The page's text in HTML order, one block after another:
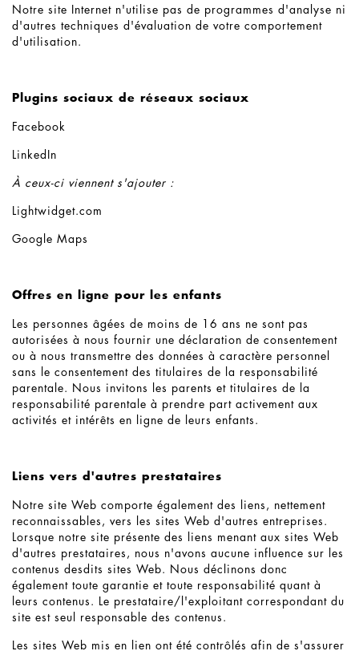
Notre site Internet n'utilise pas de programmes d'analyse ni
d'autres techniques d'évaluation de votre comportement
d'utilisation.
Plugins sociaux de réseaux sociaux
Facebook
LinkedIn
À ceux-ci viennent s'ajouter :
Lightwidget.com
Google Maps
Offres en ligne pour les enfants
Les personnes âgées de moins de 16 ans ne sont pas
autorisées à nous fournir une déclaration de consentement
ou à nous transmettre des données à caractère personnel
sans le consentement des titulaires de la responsabilité
parentale. Nous invitons les parents et titulaires de la
responsabilité parentale à prendre part activement aux
activités et intérêts en ligne de leurs enfants.
Liens vers d'autres prestataires
Notre site Web comporte également des liens, nettement
reconnaissables, vers les sites Web d'autres entreprises.
Lorsque notre site présente des liens menant aux sites Web
d'autres prestataires, nous n'avons aucune influence sur les
contenus desdits sites Web. Nous déclinons donc
également toute garantie et toute responsabilité quant à
leurs contenus. Le prestataire/l'exploitant correspondant du
site est seul responsable des contenus.
Les sites Web mis en lien ont été contrôlés afin de s'assurer